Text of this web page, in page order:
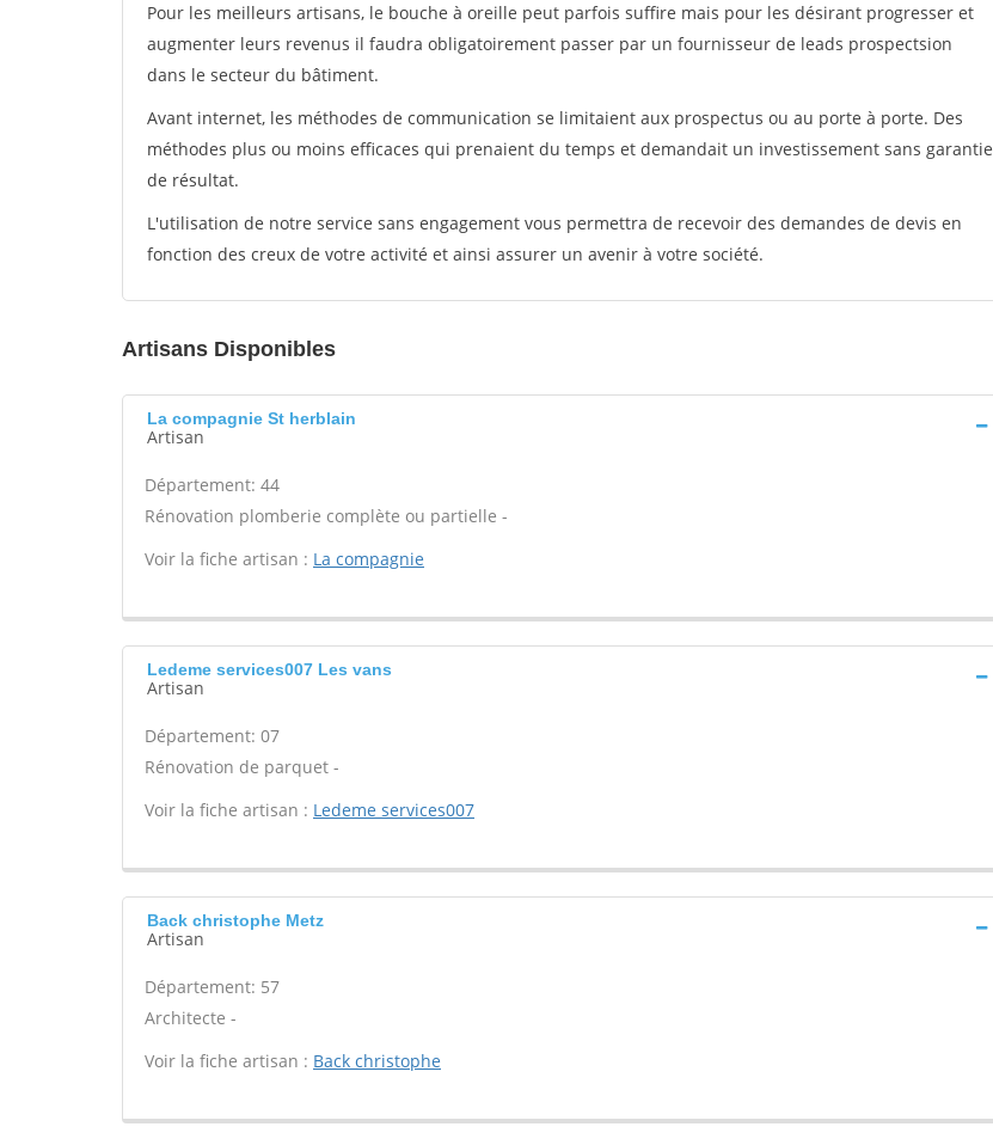
Pour les meilleurs artisans, le bouche à oreille peut parfois suffire mais pour les désirant progresser et
augmenter leurs revenus il faudra obligatoirement passer par un fournisseur de leads prospectsion
dans le secteur du bâtiment.
Avant internet, les méthodes de communication se limitaient aux prospectus ou au porte à porte. Des
méthodes plus ou moins efficaces qui prenaient du temps et demandait un investissement sans garantie
de résultat.
L'utilisation de notre service sans engagement vous permettra de recevoir des demandes de devis en
fonction des creux de votre activité et ainsi assurer un avenir à votre société.
Artisans Disponibles
La compagnie St herblain
Artisan
Département: 44
Rénovation plomberie complète ou partielle -
Voir la fiche artisan : La compagnie
Ledeme services007 Les vans
Artisan
Département: 07
Rénovation de parquet -
Voir la fiche artisan : Ledeme services007
Back christophe Metz
Artisan
Département: 57
Architecte -
Voir la fiche artisan : Back christophe